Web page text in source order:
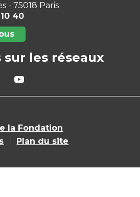
- 75018 Paris
40
sur les réseaux
la Fondation
Plan du site